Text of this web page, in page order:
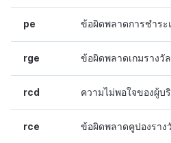
pe ข้อผิดพลาดการชำระ
rge ข้อผิดพลาดเกมรางวัล
rcd ความไม่พอใจของผู้บ
rce ข้อผิดพลาดคูปองราง